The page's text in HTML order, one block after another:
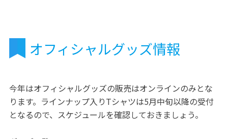
オフィシャルグッズ情報
今年はオフィシャルグッズの販売はオンラインのみとな
ります。ラインナップ入りTシャツは5月中旬以降の受付
となるので、スケジュールを確認しておきましょう。